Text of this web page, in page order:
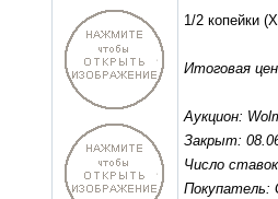
1/2 копейки
Итоговая
Аукцион:
Закрыт:
Число
Покупатель: